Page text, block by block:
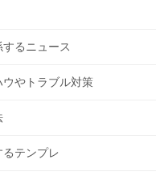
るニュース
やトラブル対策
テンプレ